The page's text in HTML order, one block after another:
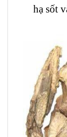
hạ sốt